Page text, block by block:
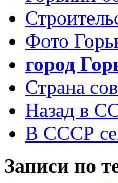
Фото
город
Страна
Назад в
В СССР
Записи по